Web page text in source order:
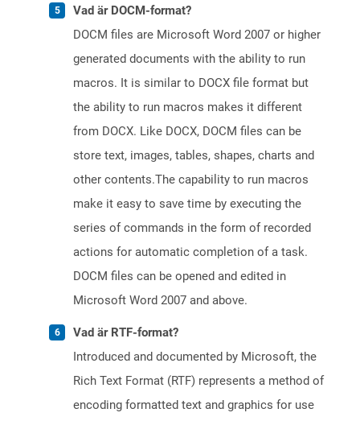
Vad är DOCM-format?
DOCM files are Microsoft Word 2007 or higher
generated documents with the ability to run
macros. It is similar to DOCX file format but
the ability to run macros makes it different
from DOCX. Like DOCX, DOCM files can be
store text, images, tables, shapes, charts and
other contents.The capability to run macros
make it easy to save time by executing the
series of commands in the form of recorded
actions for automatic completion of a task.
DOCM files can be opened and edited in
Microsoft Word 2007 and above.
Vad är RTF-format?
Introduced and documented by Microsoft, the
Rich Text Format (RTF) represents a method of
encoding formatted text and graphics for use